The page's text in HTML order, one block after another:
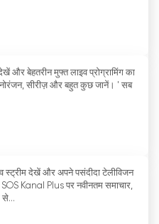
और बेहतरीन मुफ्त लाइव प्रोग्रामिंग का
सीरीज़ और बहुत कुछ जानें। ' सब
स्ट्रीम देखें और अपने पसंदीदा टेलीविजन
Kanal Plus पर नवीनतम समाचार,
से...